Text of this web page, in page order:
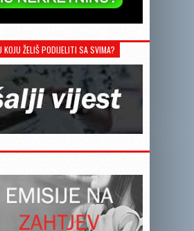
KOJU ŽELIŠ PODIJELITI SA SVIMA?